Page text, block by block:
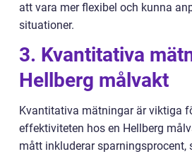
att vara mer flexibel och kunna
situationer.
3. Kvantitativa
Hellberg målvakt
Kvantitativa mätningar är viktiga
effektiviteten hos en Hellberg
mått inkluderar sparningsprocent,